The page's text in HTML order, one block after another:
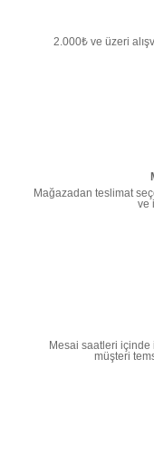
2.000₺ ve üzeri
Mağazadan teslimat
ve
Mesai saatleri içinde
müşteri